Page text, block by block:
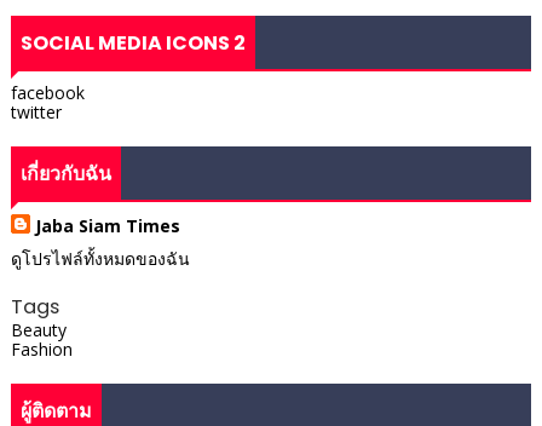
SOCIAL MEDIA ICONS 2
facebook
twitter
เกี่ยวกับฉัน
Jaba Siam Times
ดูโปรไฟล์ทั้งหมดของฉัน
Tags
Beauty
Fashion
ผู้ติดตาม